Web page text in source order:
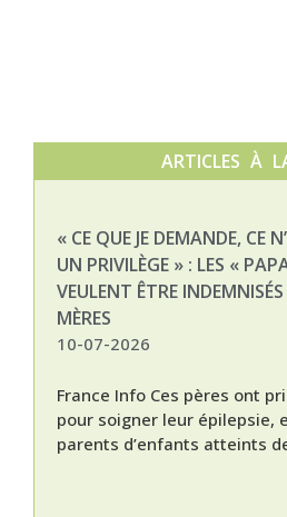
ARTICLES À
« CE QUE JE DEMANDE, CE
UN PRIVILÈGE » : LES «
VEULENT ÊTRE
MÈRES
10-07-2026
France Info Ces pères ont
pour soigner leur épilepsie,
parents d’enfants atteints